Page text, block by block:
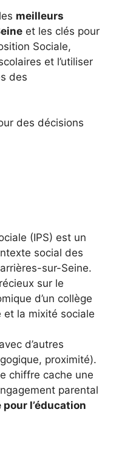
meilleurs
et les clés pour
Sociale,
et l’utiliser
des
des décisions
(IPS) est un
social des
sur-Seine.
sur le
d’un collège
et la mixité sociale
d’autres
proximité).
chiffre cache une
parental
l’éducation